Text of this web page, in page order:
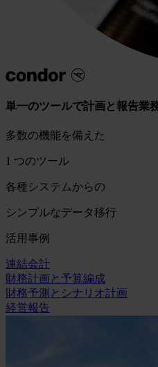
単一のツールで計画と報告業
多数の機能を備えた
1 つのツール
各種システムからの
シンプルなデータ移行
活用事例
連結会計
財務計画と予算編成
財務予測とシナリオ計画
経営報告